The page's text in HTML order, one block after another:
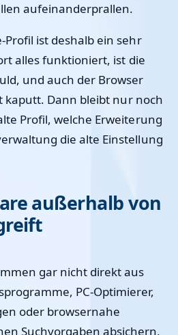
aufeinanderprallen.
Profil ist deshalb ein sehr
alles funktioniert, ist die
und auch der Browser
kaputt. Dann bleibt nur noch
Profil, welche Erweiterung
die alte Einstellung
außerhalb von
gar nicht direkt aus
PC-Optimierer,
oder browsernahe
Suchvorgaben absichern,